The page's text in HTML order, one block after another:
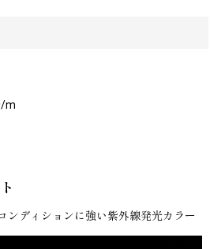
/m
ンディションに強い紫外線発光カラー